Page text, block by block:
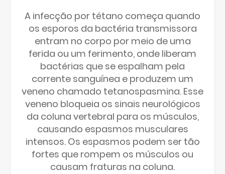
A infecção por tétano começa quando
os esporos da bactéria transmissora
entram no corpo por meio de uma
ferida ou um ferimento, onde liberam
bactérias que se espalham pela
corrente sanguínea e produzem um
veneno chamado tetanospasmina. Esse
veneno bloqueia os sinais neurológicos
da coluna vertebral para os músculos,
causando espasmos musculares
intensos. Os espasmos podem ser tão
fortes que rompem os músculos ou
causam fraturas na coluna.